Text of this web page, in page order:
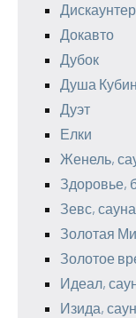
Докавто
Дубок
Душа
Дуэт
Елки
Женель,
Здоровье,
Зевс, сауна
Золотая
Золотое
Идеал,
Изида,